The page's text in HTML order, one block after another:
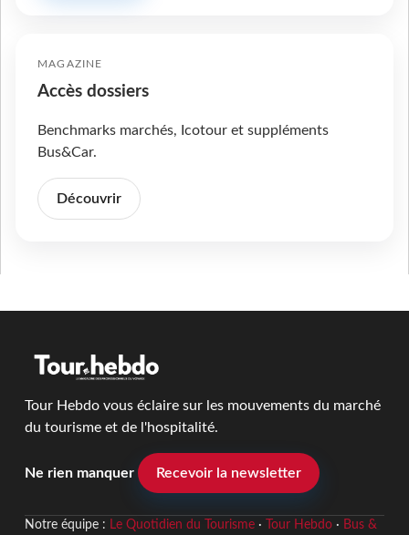
MAGAZINE
Accès dossiers
Benchmarks marchés, Icotour et suppléments
Bus&Car.
Découvrir
Tour Hebdo vous éclaire sur les mouvements du marché
du tourisme et de l'hospitalité.
Ne rien manquer Recevoir la newsletter
Notre équipe : Le Quotidien du Tourisme· Tour Hebdo· Bus &